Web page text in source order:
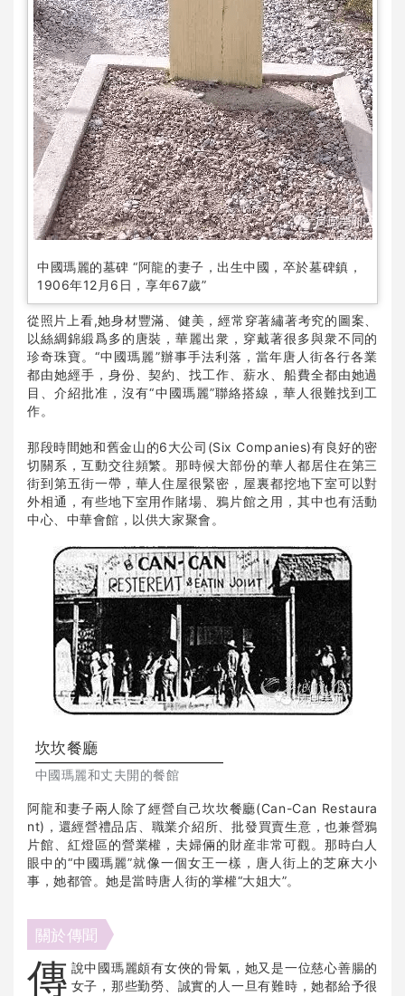
中國瑪麗的墓碑 “阿龍的妻子，出生中國，卒於墓碑鎮，
1906年12月6日，享年67歲”
從照片上看,她身材豐滿、健美，經常穿著繡著考究的圖案、
以絲綢錦緞爲多的唐裝，華麗出衆，穿戴著很多與衆不同的
珍奇珠寶。“中國瑪麗”辦事手法利落，當年唐人街各行各業
都由她經手，身份、契約、找工作、薪水、船費全都由她過
目、介紹批准，沒有“中國瑪麗”聯絡搭線，華人很難找到工
作。
那段時間她和舊金山的6大公司(Six Companies)有良好的密
切關系，互動交往頻繁。那時候大部份的華人都居住在第三
街到第五街一帶，華人住屋很緊密，屋裏都挖地下室可以對
外相通，有些地下室用作賭場、鴉片館之用，其中也有活動
中心、中華會館，以供大家聚會。
坎坎餐廳
中國瑪麗和丈夫開的餐館
阿龍和妻子兩人除了經營自己坎坎餐廳(Can-Can Restaura
nt)，還經營禮品店、職業介紹所、批發買賣生意，也兼營鴉
片館、紅燈區的營業權，夫婦倆的財産非常可觀。那時白人
眼中的“中國瑪麗”就像一個女王一樣，唐人街上的芝麻大小
事，她都管。她是當時唐人街的掌權“大姐大”。
關於傳聞
傳 說中國瑪麗頗有女俠的骨氣，她又是一位慈心善腸的
女子，那些勤勞、誠實的人一旦有難時，她都給予很